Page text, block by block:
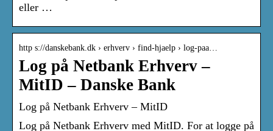
eller …
http s://danskebank.dk › erhverv › find-hjaelp › log-paa…
Log på Netbank Erhverv –
MitID – Danske Bank
Log på Netbank Erhverv – MitID
Log på Netbank Erhverv med MitID. For at logge på